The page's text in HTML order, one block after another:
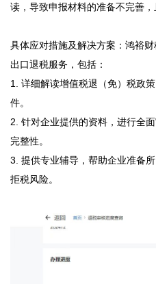
读，导致申报材料的准备不完善，
具体应对措施及解决方案：鸿裕
出口退税服务，包括：
1. 详细解读增值税退（免）税政
件。
2. 针对企业提供的资料，进行全
完整性。
3. 提供专业辅导，帮助企业准备
拒税风险。